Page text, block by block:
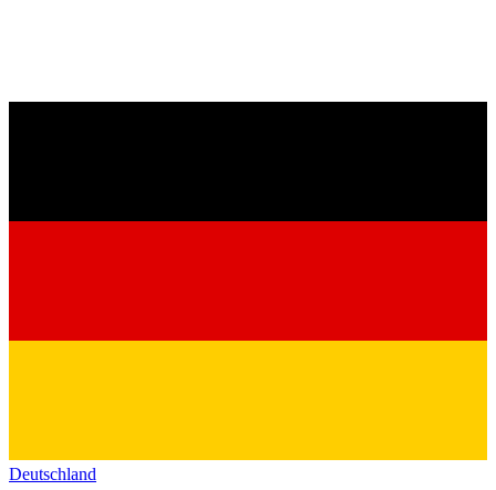
Deutschland